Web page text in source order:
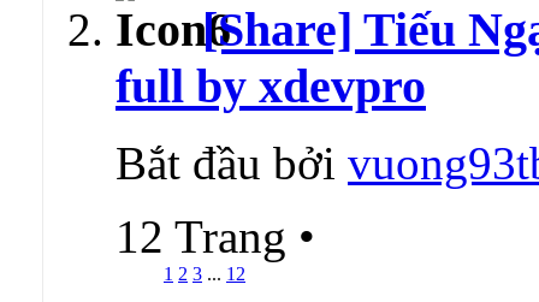
[Share] Tiếu
full by xdevpro
Bắt đầu bởi
12 Trang •
1 2 3 ... 12